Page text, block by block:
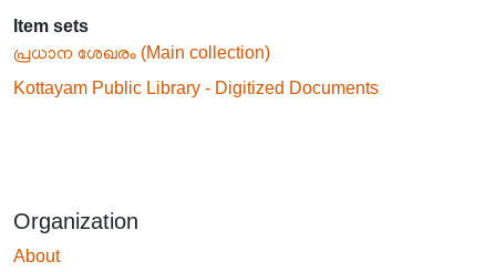
Item sets
പ്രധാന ശേഖരം (Main collection)
Kottayam Public Library - Digitized Documents
Organization
About